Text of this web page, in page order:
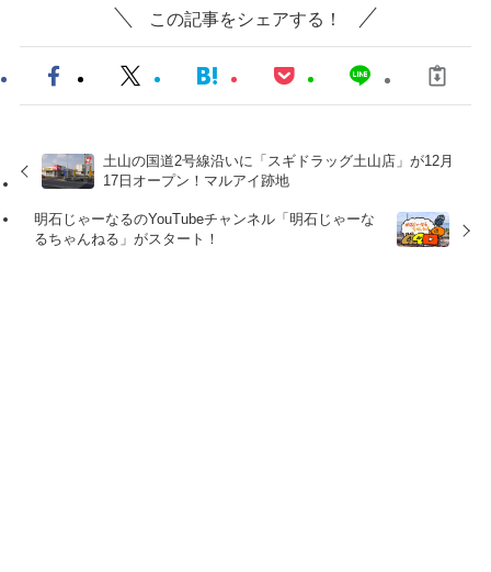
この記事をシェアする！
土山の国道2号線沿いに「スギドラッグ土山店」が12月
17日オープン！マルアイ跡地
明石じゃーなるのYouTubeチャンネル「明石じゃーな
るちゃんねる」がスタート！